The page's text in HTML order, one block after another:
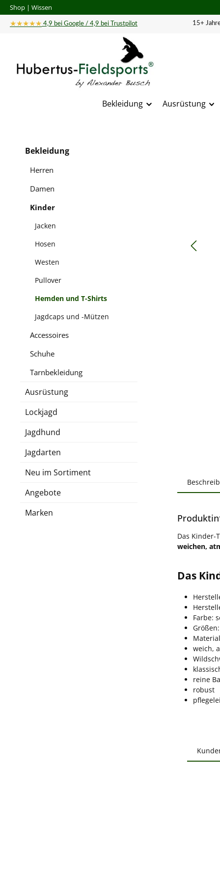
Hauptinhalt springen
Zur Suche springen
Zur Hauptnavigation springen
Shop | Wissen
★★★★★ 4,9 bei Google / 4,9 bei Trustpilot 15+
Bekleidung Ausrüstung
Bekleidung
Herren
Damen
Kinder
Jacken
Hosen
Westen
Pullover
Hemden und T-Shirts
Jagdcaps und -Mützen
Accessoires
Schuhe
Tarnbekleidung
Ausrüstung
Lockjagd
Jagdhund
Jagdarten
Neu im Sortiment
Angebote
Marken
Das Kinder-
weichen,
Das
Farbe:
weich,
reine
robust